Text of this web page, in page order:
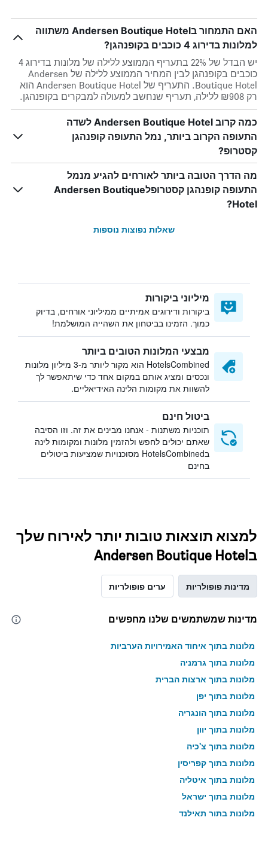
האם התמחור בAndersen Boutique Hotel משתווה
למלונות בדירוג 4 כוכבים בקופנהגן?
יש הבדל של 22% בתעריף הממוצע ללילה של מלונות בדירוג 4
כוכבים בקופנהגן לבין המחיר הממוצע ללילה של Andersen
Boutique Hotel. התעריף של Andersen Boutique Hotel הוא
רק ₪908 ללילה, תעריף שנחשב למעולה למבקרים בקופנהגן.
כמה קרוב Andersen Boutique Hotel לשדה
התעופה הקרוב ביותר, נמל התעופה קופנהגן
קסטרופ?
מה הדרך הטובה ביותר לאורחים להגיע מנמל
התעופה קופנהגן קסטרופלAndersen Boutique
Hotel?
שאלות נפוצות נוספות
מיליוני ביקורות
ביקורות ודירוגים אמיתיים ממיליוני אורחים, בדיוק
כמוך. הזמינו בביטחון את השהייה המושלמת!
מבצעי המלונות הטובים ביותר
HotelsCombined הוא מקור ליותר מ-3 מיליון מלונות
ונכסים ומציג אותם במקום אחד כדי שיתאפשר לך
להשוות את מקומות הלינה האידיאליים.
ביטול חינם
תוכניות משתנות - אנחנו מבינים את זה. וזו הסיבה
שאתם יכולים לחפש ולהזמין מלונות ומקומות לינה
בHotelsCombined מסוכנויות שמציעות ביטולים
בחינם
למצוא תוצאות טובות יותר לאירוח שלך
בAndersen Boutique Hotel
מדינות פופולריות ערים פופולריות
מדינות שמשתמשים שלנו מחפשים
מלונות בתוך איחוד האמירויות הערביות
מלונות בתוך גרמניה
מלונות בתוך ארצות הברית
מלונות בתוך יפן
מלונות בתוך הונגריה
מלונות בתוך יוון
מלונות בתוך צ'כיה
מלונות בתוך קפריסין
מלונות בתוך איטליה
מלונות בתוך ישראל
מלונות בתוך תאילנד